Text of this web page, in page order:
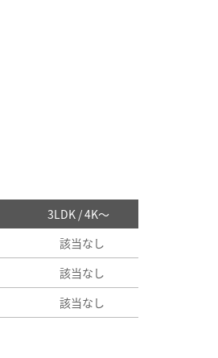
3LDK / 4K～
該当なし
該当なし
該当なし